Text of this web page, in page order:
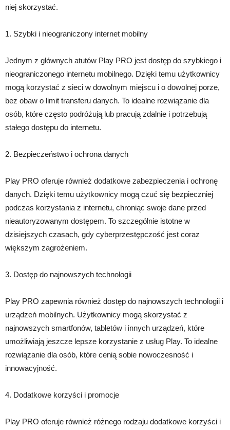
niej skorzystać.
1. Szybki i nieograniczony internet mobilny
Jednym z głównych atutów Play PRO jest dostęp do szybkiego i
nieograniczonego internetu mobilnego. Dzięki temu użytkownicy
mogą korzystać z sieci w dowolnym miejscu i o dowolnej porze,
bez obaw o limit transferu danych. To idealne rozwiązanie dla
osób, które często podróżują lub pracują zdalnie i potrzebują
stałego dostępu do internetu.
2. Bezpieczeństwo i ochrona danych
Play PRO oferuje również dodatkowe zabezpieczenia i ochronę
danych. Dzięki temu użytkownicy mogą czuć się bezpieczniej
podczas korzystania z internetu, chroniąc swoje dane przed
nieautoryzowanym dostępem. To szczególnie istotne w
dzisiejszych czasach, gdy cyberprzestępczość jest coraz
większym zagrożeniem.
3. Dostęp do najnowszych technologii
Play PRO zapewnia również dostęp do najnowszych technologii i
urządzeń mobilnych. Użytkownicy mogą skorzystać z
najnowszych smartfonów, tabletów i innych urządzeń, które
umożliwiają jeszcze lepsze korzystanie z usług Play. To idealne
rozwiązanie dla osób, które cenią sobie nowoczesność i
innowacyjność.
4. Dodatkowe korzyści i promocje
Play PRO oferuje również różnego rodzaju dodatkowe korzyści i